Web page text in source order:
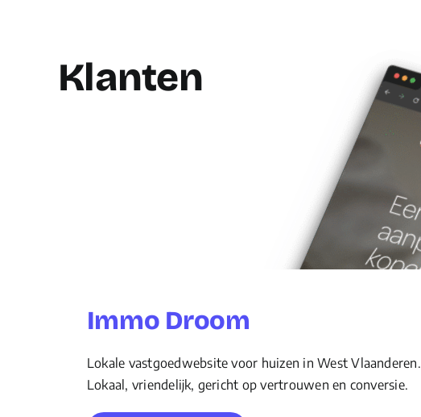
Klanten
Immo Droom
Lokale vastgoedwebsite voor huizen in West Vlaanderen.
Lokaal, vriendelijk, gericht op vertrouwen en conversie.